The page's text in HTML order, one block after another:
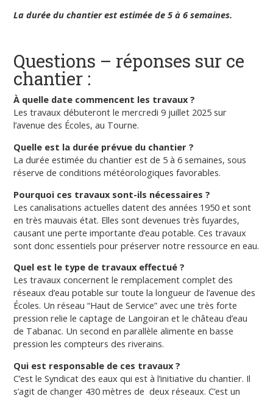
La durée du chantier est estimée de 5 à 6 semaines.
Questions – réponses sur ce
chantier :
À quelle date commencent les travaux ?
Les travaux débuteront le mercredi 9 juillet 2025 sur
l’avenue des Écoles, au Tourne.
Quelle est la durée prévue du chantier ?
La durée estimée du chantier est de 5 à 6 semaines, sous
réserve de conditions météorologiques favorables.
Pourquoi ces travaux sont-ils nécessaires ?
Les canalisations actuelles datent des années 1950 et sont
en très mauvais état. Elles sont devenues très fuyardes,
causant une perte importante d’eau potable. Ces travaux
sont donc essentiels pour préserver notre ressource en eau.
Quel est le type de travaux effectué ?
Les travaux concernent le remplacement complet des
réseaux d’eau potable sur toute la longueur de l’avenue des
Écoles. Un réseau “Haut de Service” avec une très forte
pression relie le captage de Langoiran et le château d’eau
de Tabanac. Un second en parallèle alimente en basse
pression les compteurs des riverains.
Qui est responsable de ces travaux ?
C’est le Syndicat des eaux qui est à l’initiative du chantier. Il
s’agit de changer 430 mètres de deux réseaux. C’est un